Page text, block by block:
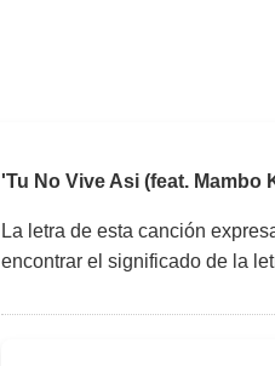
'Tu No Vive Asi (feat. Mambo
La letra de esta canción
encontrar el significado de la